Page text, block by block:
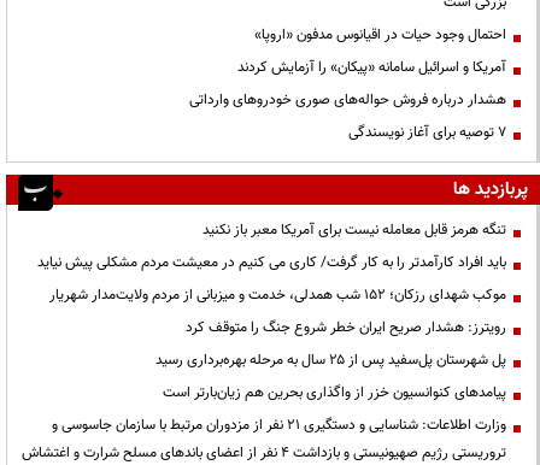
احتمال وجود حیات در اقیانوس مدفون «اروپا»
آمریکا و اسرائیل سامانه «پیکان» را آزمایش کردند
هشدار درباره فروش حواله‌های صوری خودروهای وارداتی
۷ توصیه برای آغاز نویسندگی
پربازدید ها
تنگه هرمز قابل معامله نیست برای آمریکا معبر باز نکنید
باید افراد کارآمدتر را به کار گرفت/ کاری می کنیم در معیشت مردم مشکلی پیش نیاید
موکب شهدای رزکان؛ ۱۵۲ شب همدلی، خدمت و میزبانی از مردم ولایت‌مدار شهریار
رویترز: هشدار صریح ایران خطر شروع جنگ را متوقف کرد
پل شهرستان پل‌سفید پس از ۲۵ سال به مرحله بهره‌برداری رسید
پیامدهای کنوانسیون خزر از واگذاری بحرین هم زیان‌بارتر است
وزارت اطلاعات: شناسایی و دستگیری ۲۱ نفر از مزدوران مرتبط با سازمان جاسوسی و
تروریستی رژیم صهیونیستی و بازداشت ۴ نفر از اعضای باندهای مسلح شرارت و اغتشاش